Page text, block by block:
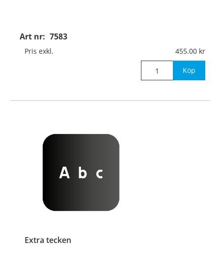
Art nr: 7583
Pris exkl. 455.00
Köp
Extra tecken